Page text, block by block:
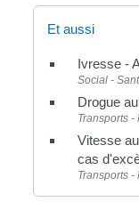
Et aussi
Ivresse -
Social -
Drogue
Transports -
Vitesse
cas
Transports -